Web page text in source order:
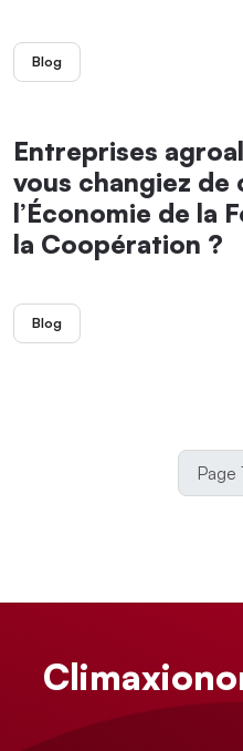
Blog
Entreprises
vous changiez de
l’Économie de la
la Coopération ?
Blog
Page